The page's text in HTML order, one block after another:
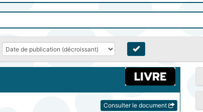
Consulter le document